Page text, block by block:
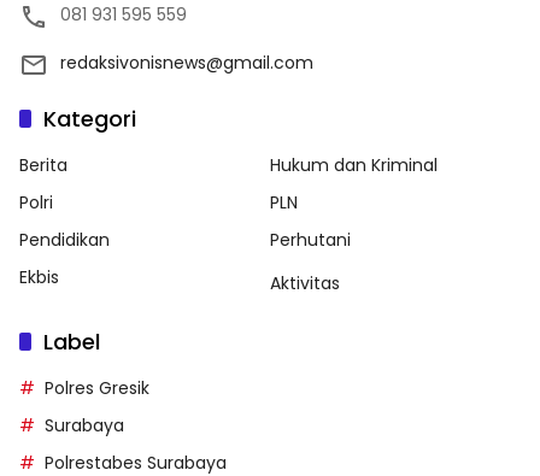
081 931 595 559
redaksivonisnews@gmail.com
Kategori
Berita
Hukum dan Kriminal
Polri
PLN
Pendidikan
Perhutani
Ekbis
Aktivitas
Label
Polres Gresik
Surabaya
Polrestabes Surabaya